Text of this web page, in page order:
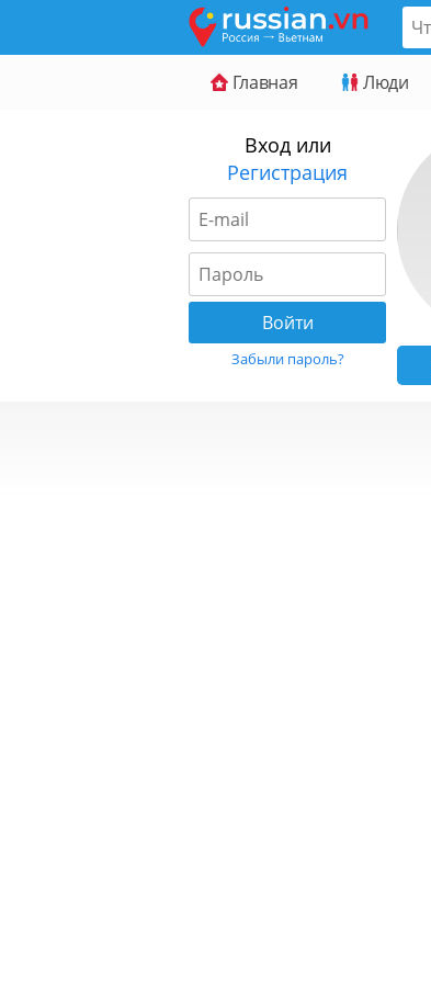
Главная Люди
Вход или
Регистрация
Забыли пароль?